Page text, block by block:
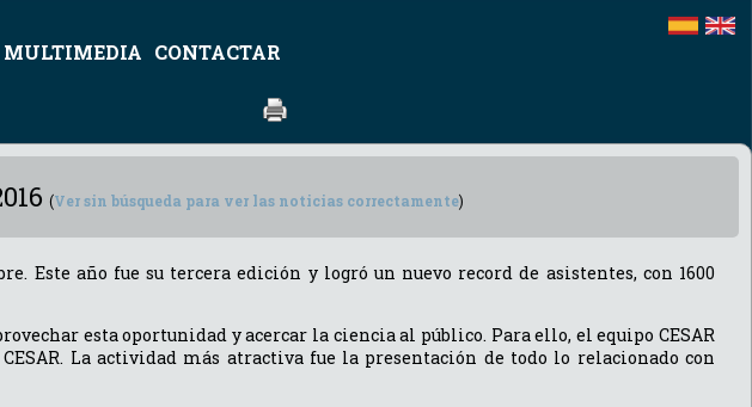
MULTIMEDIA CONTACTAR
(Ver sin búsqueda para ver las noticias correctamente)
Este año fue su tercera edición y logró un nuevo record de asistentes, con 1600
esta oportunidad y acercar la ciencia al público. Para ello, el equipo CESAR
La actividad más atractiva fue la presentación de todo lo relacionado con